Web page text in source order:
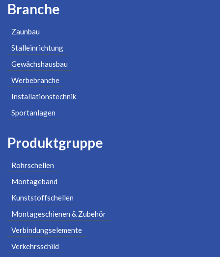
Branche
Zaunbau
Stalleinrichtung
Gewächshausbau
Werbebranche
Installationstechnik
Sportanlagen
Produktgruppe
Rohrschellen
Montageband
Kunststoffschellen
Montageschienen & Zubehör
Verbindungselemente
Verkehrsschild